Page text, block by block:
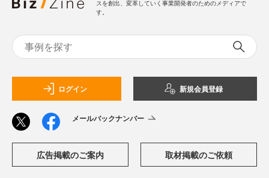
スを創出、変革していく事業開発者のためのメディアで
す。
ログイン 新規会員登録
メールバックナンバー
広告掲載のご案内 取材掲載のご依頼